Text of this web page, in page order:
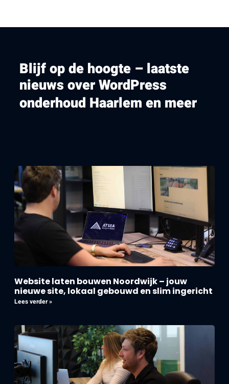
Blijf op de hoogte – laatste
nieuws over WordPress
onderhoud Haarlem en meer
Website laten bouwen Noordwijk – jouw
nieuwe site, lokaal gebouwd en slim ingericht
Lees verder »